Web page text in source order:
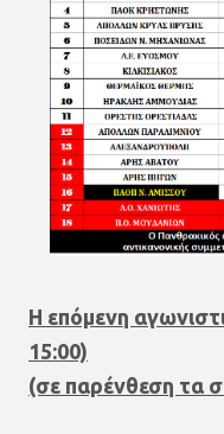
Η επόμενη
15:00)
(σε παρένθεση τα